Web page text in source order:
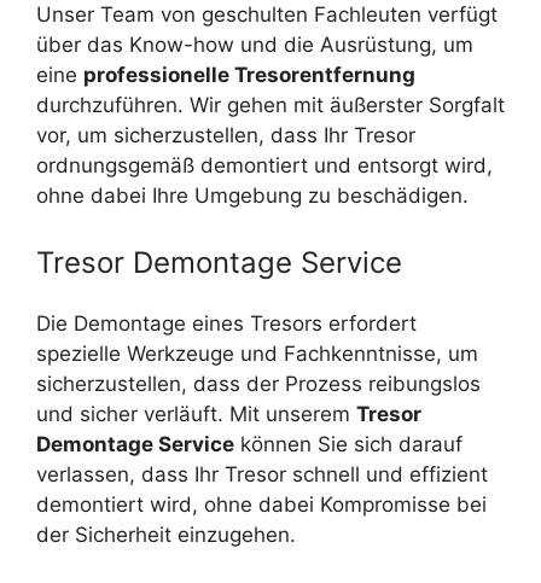
Unser Team von geschulten Fachleuten verfügt
über das Know-how und die Ausrüstung, um
eine professionelle Tresorentfernung
durchzuführen. Wir gehen mit äußerster Sorgfalt
vor, um sicherzustellen, dass Ihr Tresor
ordnungsgemäß demontiert und entsorgt wird,
ohne dabei Ihre Umgebung zu beschädigen.
Tresor Demontage Service
Die Demontage eines Tresors erfordert
spezielle Werkzeuge und Fachkenntnisse, um
sicherzustellen, dass der Prozess reibungslos
und sicher verläuft. Mit unserem Tresor
Demontage Service können Sie sich darauf
verlassen, dass Ihr Tresor schnell und effizient
demontiert wird, ohne dabei Kompromisse bei
der Sicherheit einzugehen.